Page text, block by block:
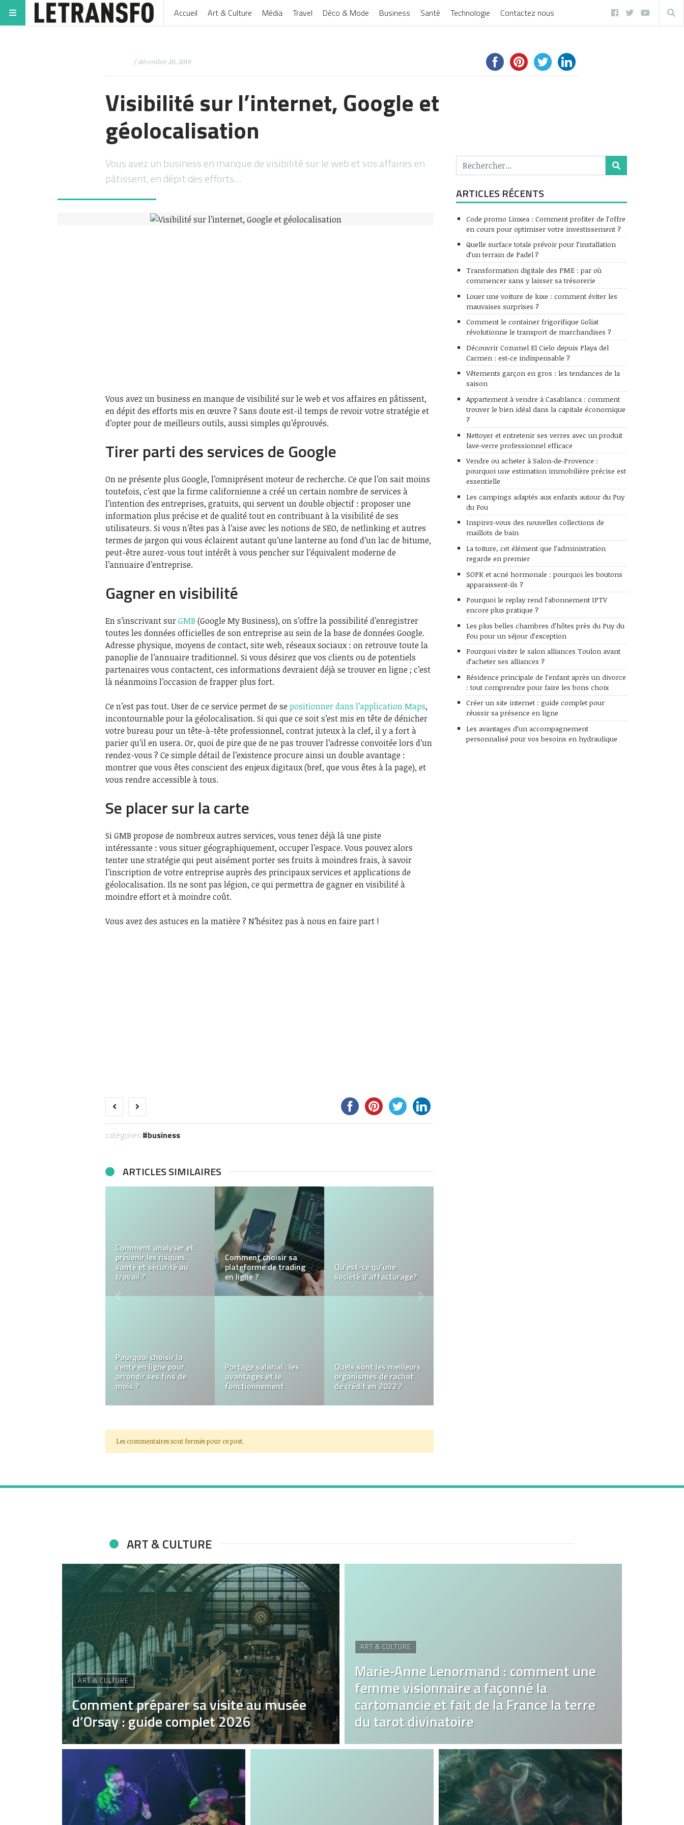
Accueil Art & Culture Média Travel Déco & Mode Business Santé Technologie Contactez nous
/ décembre 20, 2019
Visibilité sur l’internet, Google et
géolocalisation
Vous avez un business en manque de visibilité sur le web et vos affaires en
pâtissent, en dépit des efforts…
Vous avez un business en manque de visibilité sur le web et vos affaires en pâtissent,
en dépit des efforts mis en œuvre ? Sans doute est-il temps de revoir votre stratégie et
d’opter pour de meilleurs outils, aussi simples qu’éprouvés.
Tirer parti des services de Google
On ne présente plus Google, l’omniprésent moteur de recherche. Ce que l’on sait moins
toutefois, c’est que la firme californienne a créé un certain nombre de services à
l’intention des entreprises, gratuits, qui servent un double objectif : proposer une
information plus précise et de qualité tout en contribuant à la visibilité de ses
utilisateurs. Si vous n’êtes pas à l’aise avec les notions de SEO, de netlinking et autres
termes de jargon qui vous éclairent autant qu’une lanterne au fond d’un lac de bitume,
peut-être aurez-vous tout intérêt à vous pencher sur l’équivalent moderne de
l’annuaire d’entreprise.
Gagner en visibilité
En s’inscrivant sur GMB (Google My Business), on s’offre la possibilité d’enregistrer
toutes les données officielles de son entreprise au sein de la base de données Google.
Adresse physique, moyens de contact, site web, réseaux sociaux : on retrouve toute la
panoplie de l’annuaire traditionnel. Si vous désirez que vos clients ou de potentiels
partenaires vous contactent, ces informations devraient déjà se trouver en ligne ; c’est
là néanmoins l’occasion de frapper plus fort.
Ce n’est pas tout. User de ce service permet de se positionner dans l’application Maps,
incontournable pour la géolocalisation. Si qui que ce soit s’est mis en tête de dénicher
votre bureau pour un tête-à-tête professionnel, contrat juteux à la clef, il y a fort à
parier qu’il en usera. Or, quoi de pire que de ne pas trouver l’adresse convoitée lors d’un
rendez-vous ? Ce simple détail de l’existence procure ainsi un double avantage :
montrer que vous êtes conscient des enjeux digitaux (bref, que vous êtes à la page), et
vous rendre accessible à tous.
Se placer sur la carte
Si GMB propose de nombreux autres services, vous tenez déjà là une piste
intéressante : vous situer géographiquement, occuper l’espace. Vous pouvez alors
tenter une stratégie qui peut aisément porter ses fruits à moindres frais, à savoir
l’inscription de votre entreprise auprès des principaux services et applications de
géolocalisation. Ils ne sont pas légion, ce qui permettra de gagner en visibilité à
moindre effort et à moindre coût.
Vous avez des astuces en la matière ? N’hésitez pas à nous en faire part !
catégories: business
ARTICLES SIMILAIRES
Un guide pour protéger
votre entreprise contre
les attaques de phishing
Investissements
financiers : comment
définir une stratégie
adaptée à votre profil ?
besoin d’une présence
numérique ?
Comment créer une
société offshore ? Qu’est-ce qu’un SAS?
pour les Entrepreneurs :
Définition, Raisons et
Conseils Pratiques
Les commentaires sont fermés pour ce post.
ARTICLES RÉCENTS
Code promo Linxea : Comment profiter de l’offre
en cours pour optimiser votre investissement ?
Quelle surface totale prévoir pour l’installation
d’un terrain de Padel ?
Transformation digitale des PME : par où
commencer sans y laisser sa trésorerie
Louer une voiture de luxe : comment éviter les
mauvaises surprises ?
Comment le container frigorifique Goliat
révolutionne le transport de marchandises ?
Découvrir Cozumel El Cielo depuis Playa del
Carmen : est-ce indispensable ?
Vêtements garçon en gros : les tendances de la
saison
Appartement à vendre à Casablanca : comment
trouver le bien idéal dans la capitale économique
?
Nettoyer et entretenir ses verres avec un produit
lave-verre professionnel efficace
Vendre ou acheter à Salon-de-Provence :
pourquoi une estimation immobilière précise est
essentielle
Les campings adaptés aux enfants autour du Puy
du Fou
Inspirez-vous des nouvelles collections de
maillots de bain
La toiture, cet élément que l’administration
regarde en premier
SOPK et acné hormonale : pourquoi les boutons
apparaissent-ils ?
Pourquoi le replay rend l’abonnement IPTV
encore plus pratique ?
Les plus belles chambres d’hôtes près du Puy du
Fou pour un séjour d’exception
Pourquoi visiter le salon alliances Toulon avant
d’acheter ses alliances ?
Résidence principale de l’enfant après un divorce
: tout comprendre pour faire les bons choix
Créer un site internet : guide complet pour
réussir sa présence en ligne
Les avantages d’un accompagnement
personnalisé pour vos besoins en hydraulique
ART & CULTURE
ART & CULTURE
Comment préparer sa visite au musée
d’Orsay : guide complet 2026
ART & CULTURE
Marie‑Anne Lenormand : comment une
femme visionnaire a façonné la
cartomancie et fait de la France la terre
du tarot divinatoire